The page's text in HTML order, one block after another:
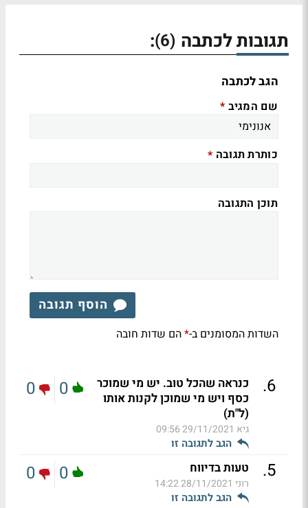
תגובות לכתבה (6)
:
הגב לכתבה
שם המגיב *
כותרת תגובה *
תוכן התגובה
הוסף תגובה
השדות המסומנים ב-*הם שדות חובה
6
.
כנראה שהכל טוב. יש מי שמוכר
כסף ויש מי שמוכן לקנות אותו
(ל"ת)
גיא 29/11/2021 09:56
הגב לתגובה זו
0
0
5
. טעות בדיווח
רוני 28/11/2021 14:22
הגב לתגובה זו
0
0